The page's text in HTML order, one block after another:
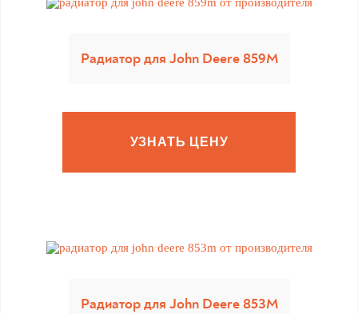
Радиатор для John Deere 859M
УЗНАТЬ ЦЕНУ
Радиатор для John Deere 853M